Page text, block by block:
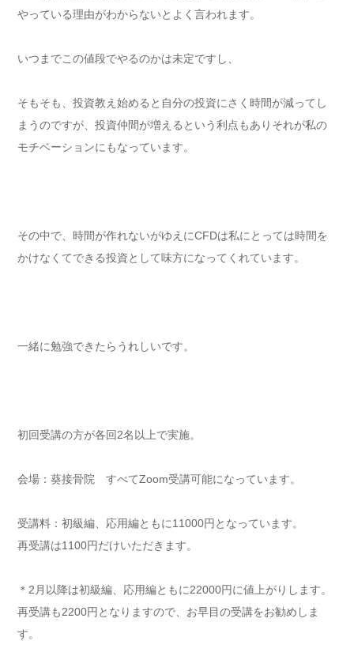
やっている理由がわからないとよく言われます。
いつまでこの値段でやるのかは未定ですし、
そもそも、投資教え始めると自分の投資にさく時間が減ってし
まうのですが、投資仲間が増えるという利点もありそれが私の
モチベーションにもなっています。
その中で、時間が作れないがゆえにCFDは私にとっては時間を
かけなくてできる投資として味方になってくれています。
一緒に勉強できたらうれしいです。
初回受講の方が各回2名以上で実施。
会場：葵接骨院 すべてZoom受講可能になっています。
受講料：初級編、応用編ともに11000円となっています。
再受講は1100円だけいただきます。
＊2月以降は初級編、応用編ともに22000円に値上がりします。
再受講も2200円となりますので、お早目の受講をお勧めしま
す。